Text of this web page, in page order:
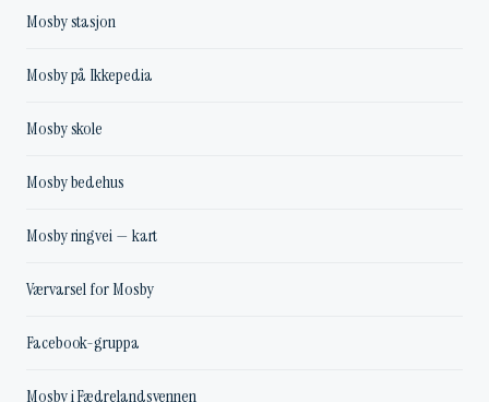
Mosby stasjon
Mosby på Ikkepedia
Mosby skole
Mosby bedehus
Mosby ringvei — kart
Værvarsel for Mosby
Facebook-gruppa
Mosby i Fædrelandsvennen